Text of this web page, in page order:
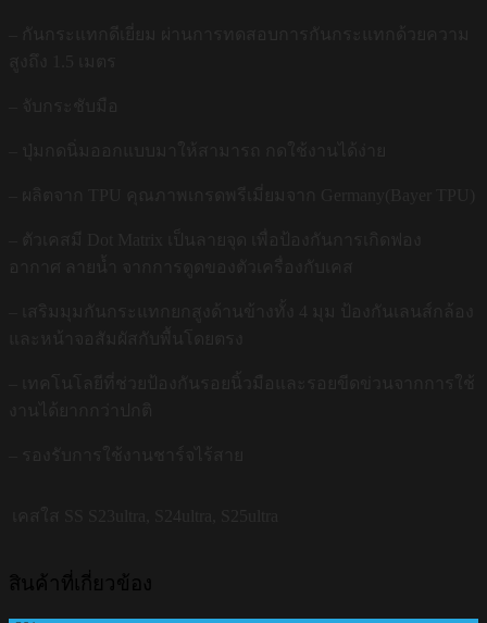
สินค้าที่เกี่ยวข้อง